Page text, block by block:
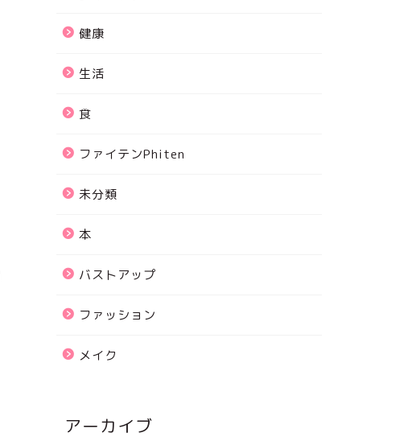
健康
生活
食
ファイテンPhiten
未分類
本
バストアップ
ファッション
メイク
アーカイブ